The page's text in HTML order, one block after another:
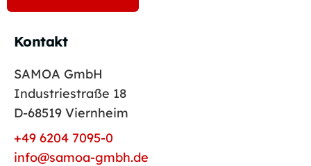
Kontakt
SAMOA GmbH
Industriestraße 18
D-68519 Viernheim
+49 6204 7095-0
info@samoa-gmbh.de